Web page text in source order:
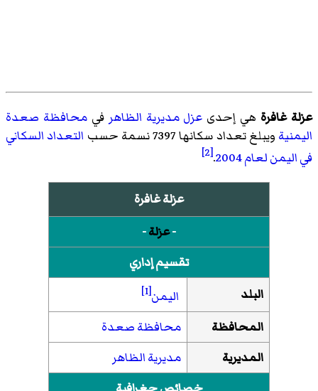
عزلة غافرة هي إحدى عزل مديرية الظاهر فيمحافظة صعدة
اليمنية ويبلغ تعداد سكانها 7397 نسمة حسب
التعداد السكاني
في اليمن لعام 2004
.
[2]
عزلة غافرة
-عزلة-
تقسيم إداري
البلد
اليمن[1]
المحافظة
محافظة صعدة
المديرية
مديرية الظاهر